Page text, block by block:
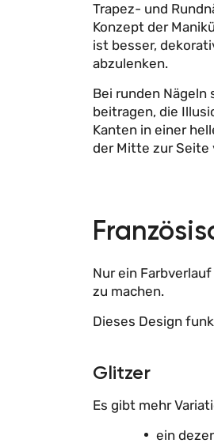
Trapez- und
Konzept der
ist besser,
abzulenken.
Bei runden
beitragen, die
Kanten in einer
der Mitte zur Seite
Nur ein
zu machen.
Dieses Design
Glitzer
Es gibt mehr
ein